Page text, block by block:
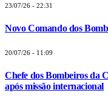
23/07/26 - 22:31
Novo Comando dos
20/07/26 - 11:09
Chefe dos Bombeiros da
após missão internacional